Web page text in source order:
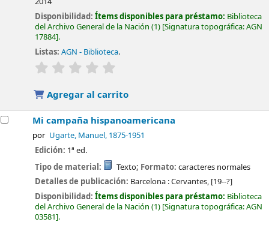
Disponibilidad:Ítems disponibles para préstamo: Biblioteca
del Archivo General de la Nación (1) Signatura topográfica:AGN
17884 .
Listas: AGN - Biblioteca.
valoración
Agregar al carrito
Mi campaña hispanoamericana
por Ugarte, Manuel, 1875-1951
Edición: 1ª ed.
Tipo de material:
Texto; Formato: caracteres normales
Detalles de publicación: Barcelona :Cervantes, [19--?]
Disponibilidad:Ítems disponibles para préstamo: Biblioteca
del Archivo General de la Nación (1) Signatura topográfica:AGN
03581 .